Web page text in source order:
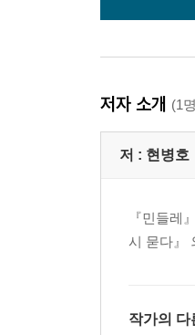
저자 소개 (1
저 : 현병호
『민들레
시 묻다』
작가의 다